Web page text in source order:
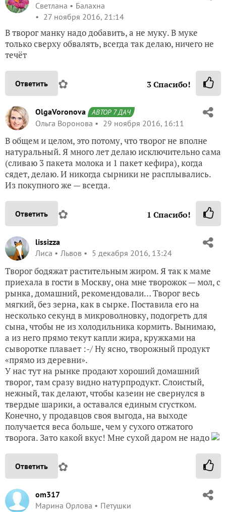
Светлана
Балахна
27 ноября 2016, 21:14
В творог манку надо добавить, а не муку. В муке
только сверху обвалять, всегда так делаю, ничего не
течёт
Ответить ✿ 3Спасибо!
OlgaVoronova АВТОР 7 ДАЧ
Ольга Воронова 29 ноября 2016, 16:11
В общем и целом, это потому, что творог не вполне
натуральный. Я много лет делаю исключительно сама
(сливаю 3 пакета молока и 1 пакет кефира), когда
сядет, делаю. И никогда сырники не расплывались.
Из покупного же — всегда.
Ответить ✿ 1 Спасибо!
lissizza
Лиса
Львов 5 декабря 2016, 13:24
Творог бодяжат растительным жиром. Я так к маме
приехала в гости в Москву, она мне творожок — мол, с
рынка, домашний, рекомендовали… Творог весь
мягкий, без зерна, как в сырке. Поставила его на
несколько секунд в микроволновку, подогреть для
сына, чтобы не из холодильника кормить. Вынимаю,
а из него прямо текут капли жира, кружками на
сыворотке плавает :-/ Ну ясно, творожный продукт
«прямо из деревни».
У нас тут на рынке продают хороший домашний
творог, там сразу видно натурпродукт. Слоистый,
нежный, так делают, чтобы казеин не свернулся в
твердые шарики, а оставался единым сгустком.
Конечно, у продавцов своя выгода, на выходе
получается веса больше, чем у сухого отжатого
творога. Зато какой вкус! Мне сухой даром не надо
Ответить ✿
om317
Марина Орлова
Петушки